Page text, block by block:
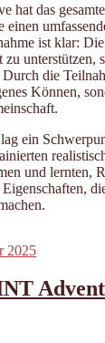
hat das
einen
ist klar:
unterstützen,
die
Können,
ein
und lernten,
2025